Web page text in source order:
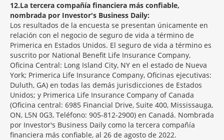
12 La tercera compañía financiera más confiable,
nombrada por Investor's Business Daily:
Los resultados de la encuesta se presentan únicamente en
relación con el negocio de seguro de vida a término de
Primerica en Estados Unidos. El seguro de vida a término es
suscrito por National Benefit Life Insurance Company,
Oficina Central: Long Island City, NY en el estado de Nueva
York; Primerica Life Insurance Company, Oficinas ejecutivas:
Duluth, GA) en todas las demás jurisdicciones de Estados
Unidos; y Primerica Life Insurance Company of Canada
(Oficina central: 6985 Financial Drive, Suite 400, Mississauga,
ON, L5N 0G3, Teléfono: 905-812-2900) en Canadá. Nombrada
por Investor's Business Daily como la tercera compañía
financiera más confiable, al 26 de agosto de 2022.